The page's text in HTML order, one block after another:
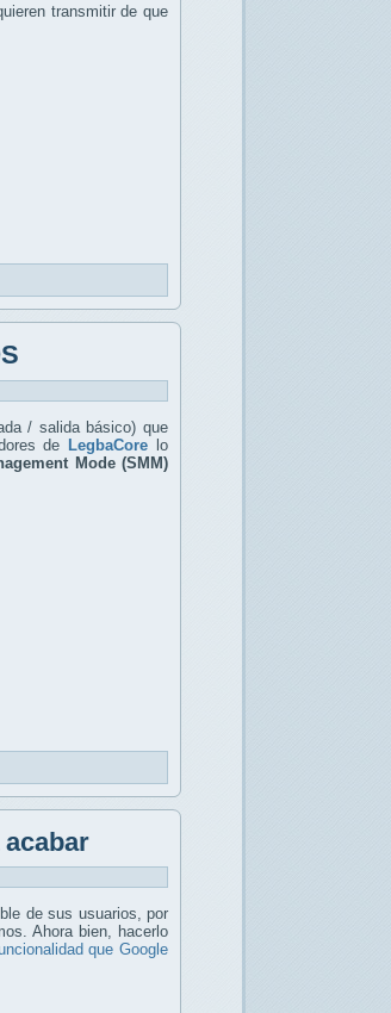
transmitir de que
/ salida básico) que
de LegbaCore lo
Mode (SMM)
de sus usuarios, por
Ahora bien, hacerlo
que Google